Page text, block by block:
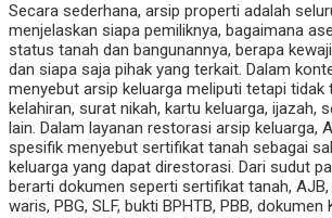
Secara sederhana, arsip properti adalah
menjelaskan siapa pemiliknya, bagaimana
status tanah dan bangunannya, berapa
dan siapa saja pihak yang terkait. Dalam
menyebut arsip keluarga meliputi tetapi tidak
kelahiran, surat nikah, kartu keluarga, ijazah,
lain. Dalam layanan restorasi arsip keluarga,
spesifik menyebut sertifikat tanah sebagai
keluarga yang dapat direstorasi. Dari sudut
berarti dokumen seperti sertifikat tanah,
waris, PBG, SLF, bukti BPHTB, PBB,